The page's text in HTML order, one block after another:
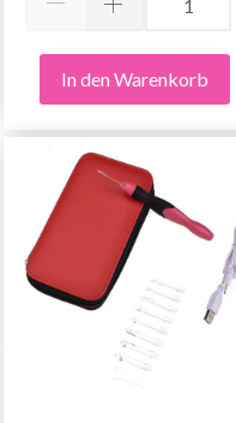
In den Warenkorb